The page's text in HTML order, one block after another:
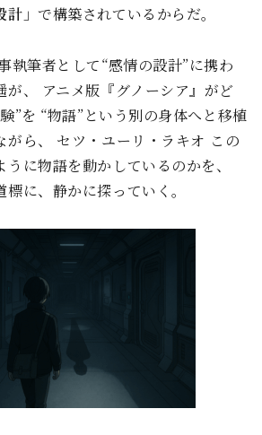
計」で構築されているからだ。
執筆者として“感情の設計”に携わ
が、 アニメ版『グノーシア』がど
”を “物語”という別の身体へと移植
ら、 セツ・ユーリ・ラキオ―― この
に物語を動かしているのかを、
に、静かに探っていく。